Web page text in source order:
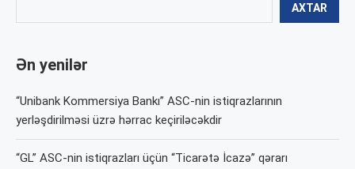
AXTAR
Ən yenilər
“Unibank Kommersiya Bankı” ASC-nin istiqrazlarının
yerləşdirilməsi üzrə hərrac keçiriləcəkdir
“GL” ASC-nin istiqrazları üçün “Ticarətə İcazə” qərarı